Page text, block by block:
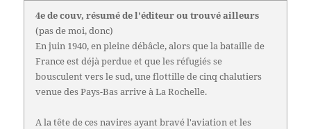
4e de couv, résumé de l'éditeur ou trouvé ailleurs
(pas de moi, donc)
En juin 1940, en pleine débâcle, alors que la bataille de
France est déjà perdue et que les réfugiés se
bousculent vers le sud, une flottille de cinq chalutiers
venue des Pays-Bas arrive à La Rochelle.
A la tête de ces navires ayant bravé l'aviation et les